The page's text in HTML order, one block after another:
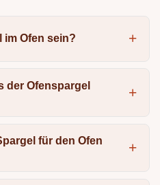
im Ofen sein?
der Ofenspargel
für den Ofen